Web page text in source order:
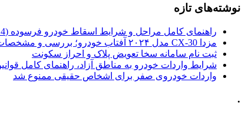
نوشته‌های تازه
راهنمای کامل مراحل و شرایط اسقاط خودرو فرسوده (14 مرداد 1405)
مزدا CX-30 مدل ۲۰۲۴ آفتاب خودرو؛ بررسی و مشخصات فنی
ثبت نام سامانه سخا تعویض پلاک و احراز سکونت
شرایط واردات خودرو به مناطق آزاد، راهنمای کامل
واردات خودروی صفر برای اشخاص حقیقی ممنوع شد
.